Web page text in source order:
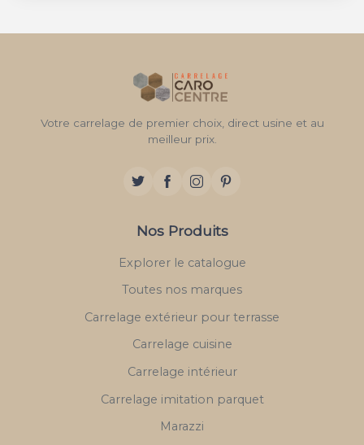
Votre carrelage de premier choix, direct usine et au
meilleur prix.
Nos Produits
Explorer le catalogue
Toutes nos marques
Carrelage extérieur pour terrasse
Carrelage cuisine
Carrelage intérieur
Carrelage imitation parquet
Marazzi